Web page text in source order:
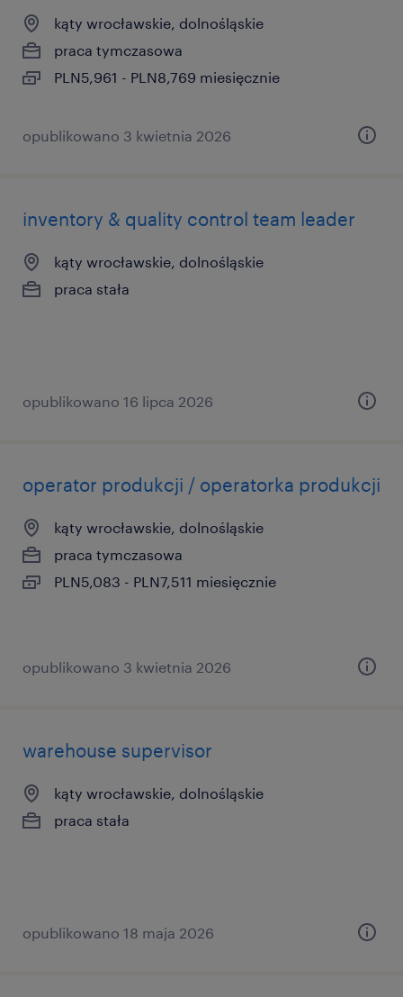
kąty wrocławskie, dolnośląskie
praca tymczasowa
PLN5,961 - PLN8,769 miesięcznie
opublikowano 3 kwietnia 2026
inventory & quality control team leader
kąty wrocławskie, dolnośląskie
praca stała
opublikowano 16 lipca 2026
operator produkcji / operatorka produkcji
kąty wrocławskie, dolnośląskie
praca tymczasowa
PLN5,083 - PLN7,511 miesięcznie
opublikowano 3 kwietnia 2026
warehouse supervisor
kąty wrocławskie, dolnośląskie
praca stała
opublikowano 18 maja 2026